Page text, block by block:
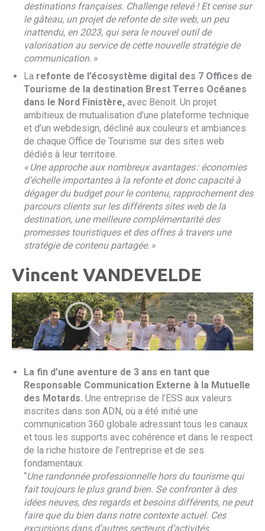
destinations françaises. Challenge relevé ! Et cerise sur
le gâteau, un projet de refonte de site web, un peu
inattendu, en 2023, qui sera le nouvel outil de
valorisation au service de cette nouvelle stratégie de
communication. »
La refonte de l’écosystème digital des 7 Offices de
Tourisme de la destination Brest Terres Océanes
dans le Nord Finistère, avec Benoit. Un projet
ambitieux de mutualisation d’une plateforme technique
et d’un webdesign, décliné aux couleurs et ambiances
de chaque Office de Tourisme sur des sites web
dédiés à leur territoire.
« Une approche aux nombreux avantages : économies
d’échelle importantes à la refonte et donc capacité à
dégager du budget pour le contenu, rapprochement des
parcours clients sur les différents sites web de la
destination, une meilleure complémentarité des
promesses touristiques et des offres à travers une
stratégie de contenu partagée. »
Vincent VANDEVELDE
La fin d’une aventure de 3 ans en tant que
Responsable Communication Externe à la Mutuelle
des Motards. Une entreprise de l’ESS aux valeurs
inscrites dans son ADN, où a été initié une
communication 360 globale adressant tous les canaux
et tous les supports avec cohérence et dans le respect
de la riche histoire de l’entreprise et de ses
fondamentaux.
“Une randonnée professionnelle hors du tourisme qui
fait toujours le plus grand bien. Se confronter à des
idées neuves, des regards et besoins différents, ne peut
faire que du bien dans notre contexte actuel. Ces
excursions dans d’autres secteurs d’activités